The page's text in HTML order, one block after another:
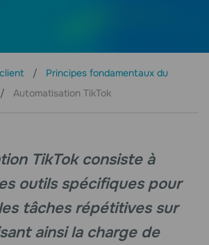
Principes fondamentaux du
Automatisation TikTok
TikTok consiste à
outils spécifiques pour
tâches répétitives sur
ainsi la charge de